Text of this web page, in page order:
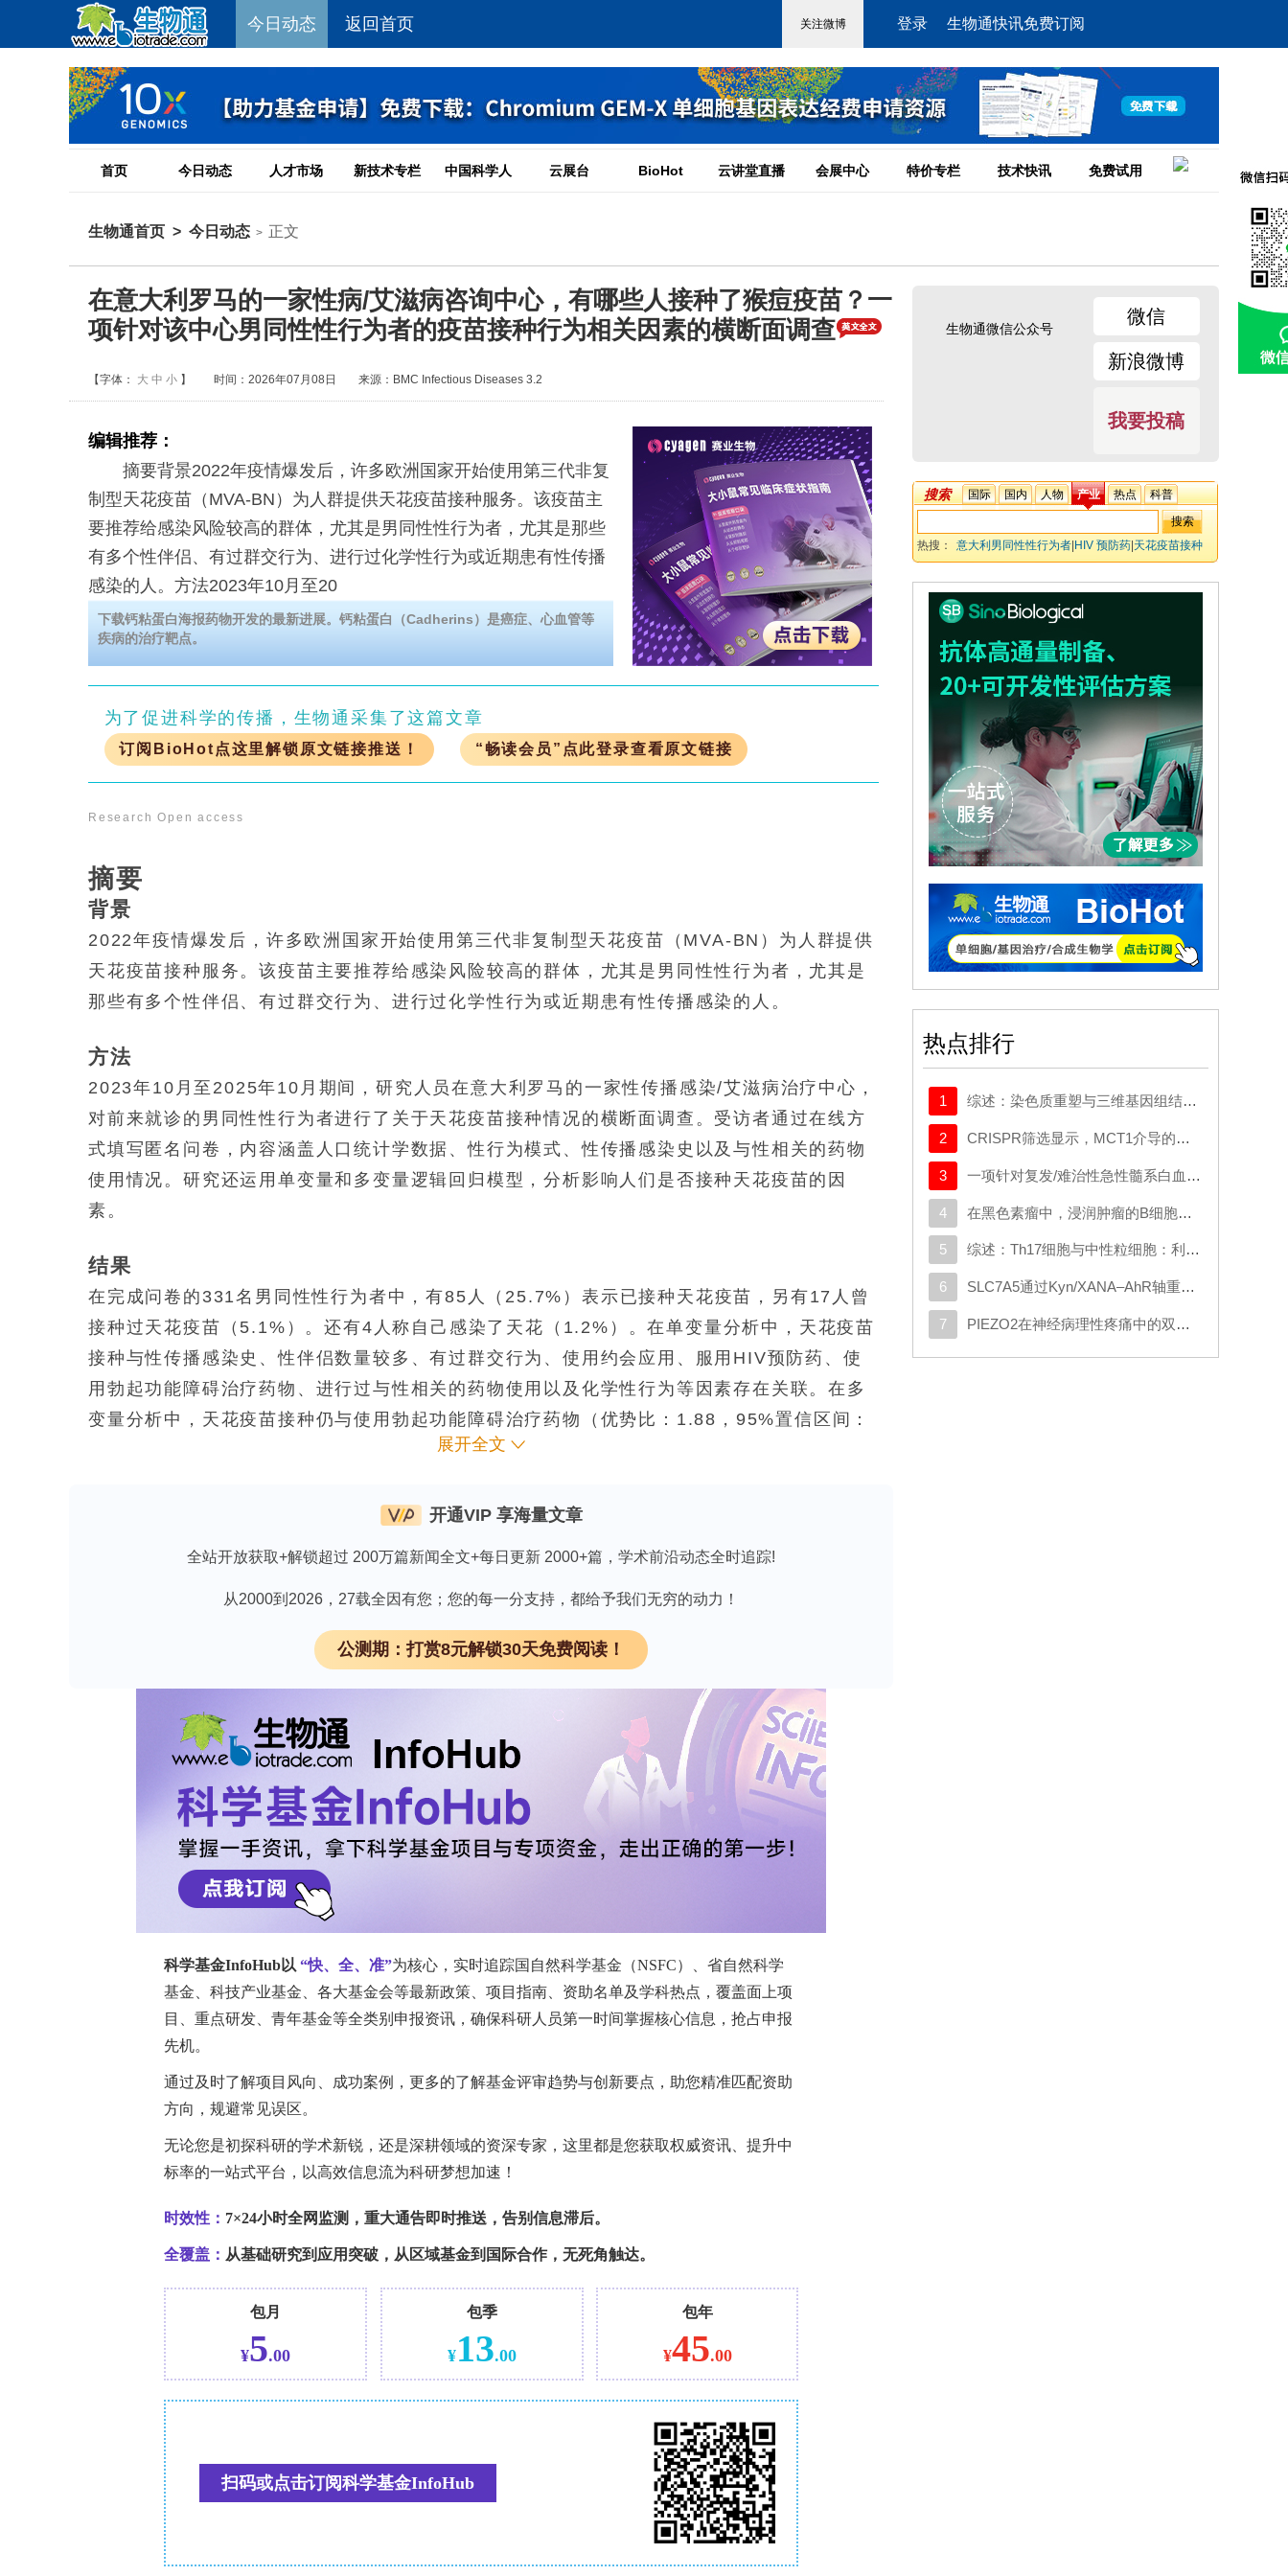
今日动态 返回首页 登录 生物通快讯免费订阅
首页 今日动态 人才市场 新技术专栏 中国科学人 云展台 BioHot 云讲堂直播 会展中心 特价专栏 技术快讯 免费试用
生物通首页 > 今日动态 > 正文
在意大利罗马的一家性病/艾滋病咨询中心，有哪些人接种了猴痘疫苗？一
项针对该中心男同性性行为者的疫苗接种行为相关因素的横断面调查
【字体： 大 中 小 】 时间：2026年07月08日 来源：BMC Infectious Diseases 3.2
编辑推荐：
摘要背景2022年疫情爆发后，许多欧洲国家开始使用第三代非复
制型天花疫苗（MVA-BN）为人群提供天花疫苗接种服务。该疫苗主
要推荐给感染风险较高的群体，尤其是男同性性行为者，尤其是那些
有多个性伴侣、有过群交行为、进行过化学性行为或近期患有性传播
感染的人。方法2023年10月至20
下载钙粘蛋白海报药物开发的最新进展。钙粘蛋白（Cadherins）是癌症、心血管等
疾病的治疗靶点。
为了促进科学的传播，生物通采集了这篇文章
订阅BioHot点这里解锁原文链接推送！ “畅读会员”点此登录查看原文链接
Research Open access
摘要
背景
2022年疫情爆发后，许多欧洲国家开始使用第三代非复制型天花疫苗（MVA-BN）为人群提供
天花疫苗接种服务。该疫苗主要推荐给感染风险较高的群体，尤其是男同性性行为者，尤其是
那些有多个性伴侣、有过群交行为、进行过化学性行为或近期患有性传播感染的人。
方法
2023年10月至2025年10月期间，研究人员在意大利罗马的一家性传播感染/艾滋病治疗中心，
对前来就诊的男同性性行为者进行了关于天花疫苗接种情况的横断面调查。受访者通过在线方
式填写匿名问卷，内容涵盖人口统计学数据、性行为模式、性传播感染史以及与性相关的药物
使用情况。研究还运用单变量和多变量逻辑回归模型，分析影响人们是否接种天花疫苗的因
素。
结果
在完成问卷的331名男同性性行为者中，有85人（25.7%）表示已接种天花疫苗，另有17人曾
接种过天花疫苗（5.1%）。还有4人称自己感染了天花（1.2%）。在单变量分析中，天花疫苗
接种与性传播感染史、性伴侣数量较多、有过群交行为、使用约会应用、服用HIV预防药、使
用勃起功能障碍治疗药物、进行过与性相关的药物使用以及化学性行为等因素存在关联。在多
变量分析中，天花疫苗接种仍与使用勃起功能障碍治疗药物（优势比：1.88，95%置信区间：
1.02-3.48，p=0.044）、服用HIV预防药（优势比：3.32，95%置信区间：1.62-6.81，p＜
正相关关系，而与过去一年中有女性性伴侣这一因素则呈负相关关系（优势比：0.25，95%置
在我们的调查中，只有大约四分之一的男同性性行为者表示接种了天花疫苗。接种率与化学性
行为以及HIV预防药的服用情况均存在独立的正相关关系，其中HIV预防药的关联程度最为显
著。总体而言，天花疫苗的接种率仍然不高，这反映出高风险人群中的天花疫苗覆盖存在持续
不足的问题。因此，有必要在HIV/性传播感染防治服务中加强综合性的联合预防措施，尤其是
在HIV预防药服务的框架下。
免费下载《ADC药代动力学研究核心工具指南》
2022年疫情爆发后，许多欧洲国家开始使用第三代非复制型天花疫苗（MVA-BN）为人群提供
天花疫苗接种服务。该疫苗主要推荐给感染风险较高的群体，尤其是男同性性行为者，尤其是
那些有多个性伴侣、有过群交行为、进行过化学性行为或近期患有性传播感染的人。
2023年10月至2025年10月期间，研究人员在意大利罗马的一家性传播感染/艾滋病治疗中心，
对前来就诊的男同性性行为者进行了关于天花疫苗接种情况的横断面调查。受访者通过在线方
使用情况。研究还运用单变量和多变量逻辑回归模型，分析影响人们是否接种天花疫苗的因
接种过天花疫苗（5.1%）。还有4人称自己感染了天花（1.2%）。在单变量分析中，天花疫苗
接种与性传播感染史、性伴侣数量较多、有过群交行为、使用约会应用、服用HIV预防药、使
用勃起功能障碍治疗药物、进行过与性相关的药物使用以及化学性行为等因素存在关联。在多
变量分析中，天花疫苗接种仍与使用勃起功能障碍治疗药物（优势比：1.88，95%置信区间：
1.02-3.48，p=0.044）、服用HIV预防药（优势比：3.32，95%置信区间：1.62-6.81，p＜
0.001）以及化学性行为（优势比：2.44，95%置信区间：1.22-4.90，p=0.012）存在独立的
正相关关系，而与过去一年中有女性性伴侣这一因素则呈负相关关系（优势比：0.25，95%置
信区间：0.07-0.89，p=0.033）。
展开全文
开通VIP 享海量文章
全站开放获取+解锁超过 200万篇新闻全文+每日更新 2000+篇，学术前沿动态全时追踪!
从2000到2026，27载全因有您；您的每一分支持，都给予我们无穷的动力！
公测期：打赏8元解锁30天免费阅读！
生物通微信公众号
微信
新浪微博
我要投稿
搜索 国际 国内 人物 产业 热点 科普
热搜： 意大利男同性性行为者 HIV 预防药 天花疫苗接种
热点排行
1 综述：染色质重塑与三维基因组结构在癌症中的作用：从机制研究到新的治疗策略
2 CRISPR筛选显示，MCT1介导的代谢逃逸机制可规避SMAD3的抑制作用，这一机制可作为治疗靶点
3 一项针对复发/难治性急性髓系白血病或原始浆细胞样树突状细胞肿瘤成人患者的CD123导向的嵌合抗原受体T细胞疗法1期试验
4 在黑色素瘤中，浸润肿瘤的B细胞会向富含干扰素的发育路径演变，这与免疫疗法的作用机制相契合
5 综述：Th17细胞与中性粒细胞：利用二者间的相互作用开发多发性硬化症疗法
6 SLC7A5通过Kyn/XANA‒AhR轴重编程色氨酸代谢并重塑免疫微环境促进结直肠癌肝转移
7 PIEZO2在神经病理性疼痛中的双重作用：推动外周敏感化并实现机械负荷诱发的镇痛效应